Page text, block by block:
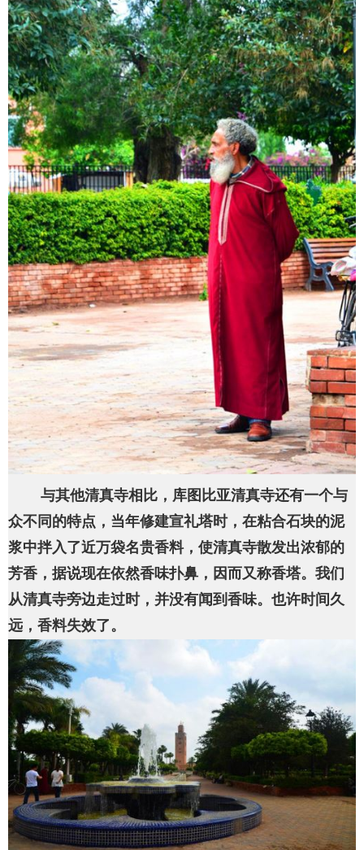
与其他清真寺相比，库图比亚清真寺还有一个与
众不同的特点，当年修建宣礼塔时，在粘合石块的泥
浆中拌入了近万袋名贵香料，使清真寺散发出浓郁的
芳香，据说现在依然香味扑鼻，因而又称香塔。我们
从清真寺旁边走过时，并没有闻到香味。也许时间久
远，香料失效了。